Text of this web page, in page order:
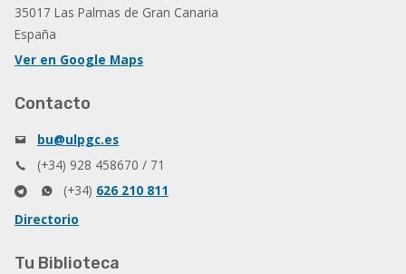
35017 Las Palmas de Gran Canaria
España
Ver en Google Maps
Contacto
bu@ulpgc.es
(+34) 928 458670 / 71
(+34) 626 210 811
Directorio
Tu Biblioteca